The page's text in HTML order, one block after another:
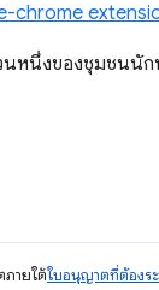
chrome
หนึ่งของชุมชนนัก
ภายใต้ใบอนุญาตที่ต้องร